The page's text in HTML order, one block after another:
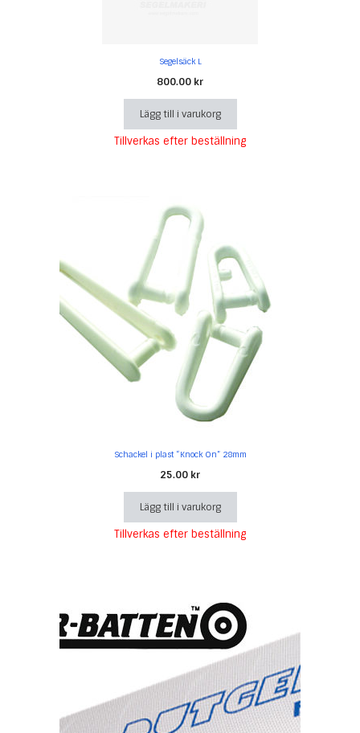
Segelsäck L
800.00 kr
Lägg till i varukorg
Tillverkas efter beställning
Schackel i plast “Knock On” 28mm
25.00 kr
Lägg till i varukorg
Tillverkas efter beställning